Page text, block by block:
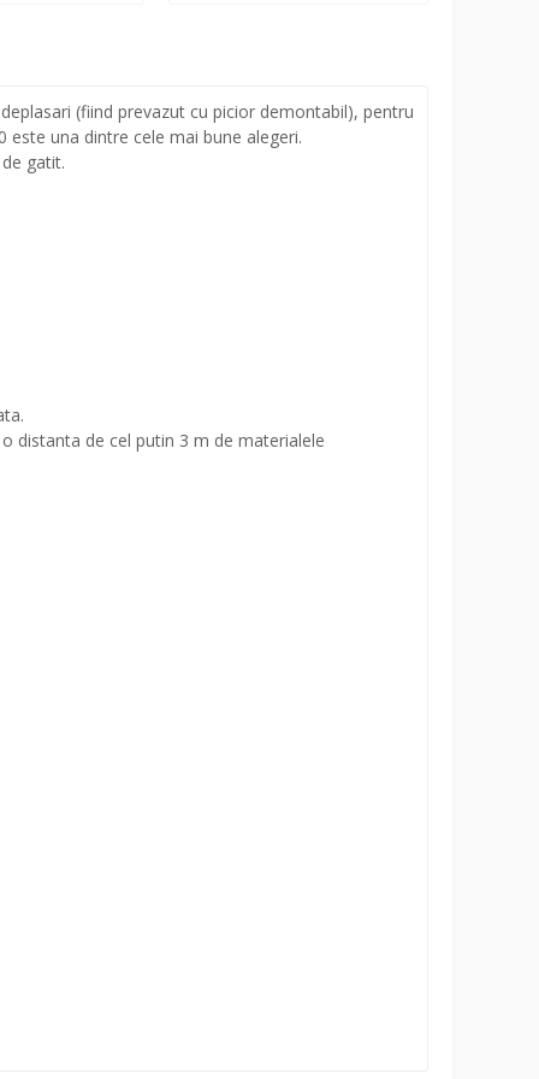
(fiind prevazut cu picior demontabil), pentru
este una dintre cele mai bune alegeri.
gatit.
distanta de cel putin 3 m de materialele